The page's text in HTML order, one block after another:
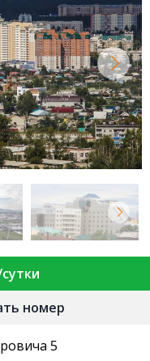
номер
5
район